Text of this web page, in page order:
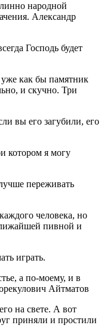
народной
Александр
Господь будет
уже как бы памятник
и скучно. Три
вы его загубили, его
котором я могу
переживать
человека, но
пивной и
играть.
а по-моему, и в
Айтматов
на свете. А вот
приняли и простили